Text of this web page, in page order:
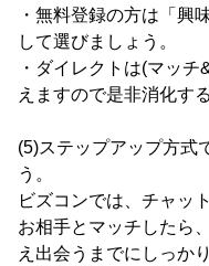
・無料登録の方は「興
して選びましょう。
・ダイレクトは(マッ
えますので是非消化す
(5)ステップアップ方式
う。
ビズコンでは、チャッ
お相手とマッチしたら
え出会うまでにしっか